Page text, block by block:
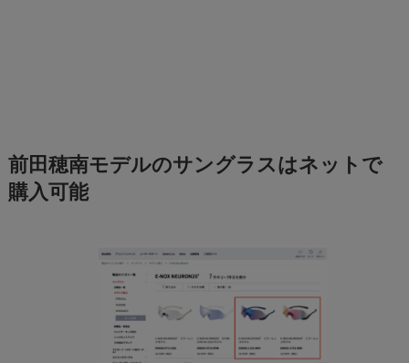
前田穂南モデルのサングラスはネットで
購入可能